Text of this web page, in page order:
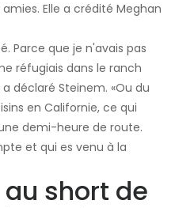
Elle a crédité Meghan
Parce que je n'avais pas
réfugiais dans le ranch
déclaré Steinem. «Ou du
en Californie, ce qui
demi-heure de route.
et qui es venu à la
short de